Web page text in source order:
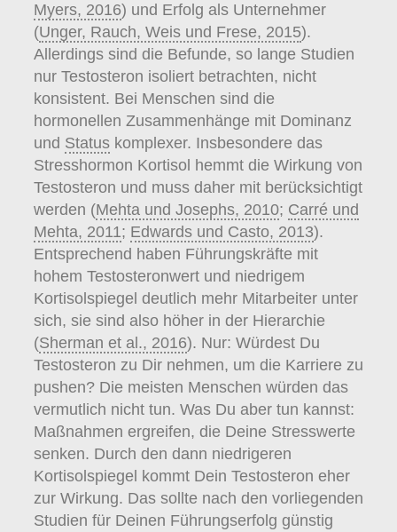
Myers, 2016) und Erfolg als Unternehmer
(Unger, Rauch, Weis und Frese, 2015).
Allerdings sind die Befunde, so lange Studien
nur Testosteron isoliert betrachten, nicht
konsistent. Bei Menschen sind die
hormonellen Zusammenhänge mit Dominanz
und Status komplexer. Insbesondere das
Stresshormon Kortisol hemmt die Wirkung von
Testosteron und muss daher mit berücksichtigt
werden (Mehta und Josephs, 2010; Carré und
Mehta, 2011; Edwards und Casto, 2013).
Entsprechend haben Führungskräfte mit
hohem Testosteronwert und niedrigem
Kortisolspiegel deutlich mehr Mitarbeiter unter
sich, sie sind also höher in der Hierarchie
(Sherman et al., 2016). Nur: Würdest Du
Testosteron zu Dir nehmen, um die Karriere zu
pushen? Die meisten Menschen würden das
vermutlich nicht tun. Was Du aber tun kannst:
Maßnahmen ergreifen, die Deine Stresswerte
senken. Durch den dann niedrigeren
Kortisolspiegel kommt Dein Testosteron eher
zur Wirkung. Das sollte nach den vorliegenden
Studien für Deinen Führungserfolg günstig